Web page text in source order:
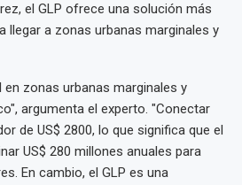
el GLP ofrece una solución más
llegar a zonas urbanas marginales y
zonas urbanas marginales y
argumenta el experto. "Conectar
de US$ 2800, lo que significa que el
US$ 280 millones anuales para
En cambio, el GLP es una